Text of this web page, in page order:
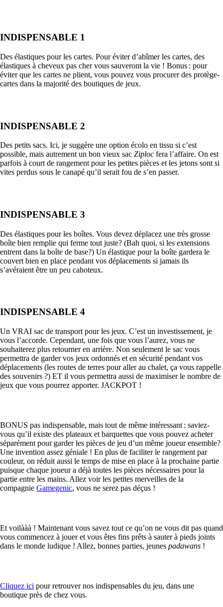
INDISPENSABLE 1
Des élastiques pour les cartes. Pour éviter d’abîmer les cartes, des
élastiques à cheveux pas cher vous sauveront la vie ! Bonus : pour
éviter que les cartes ne plient, vous pouvez vous procurer des protège-
cartes dans la majorité des boutiques de jeux.
INDISPENSABLE 2
Des petits sacs. Ici, je suggère une option écolo en tissu si c’est
possible, mais autrement un bon vieux sac Ziploc fera l’affaire. On est
parfois à court de rangement pour les petites pièces et les jetons sont si
vites perdus sous le canapé qu’il serait fou de s’en passer.
INDISPENSABLE 3
Des élastiques pour les boîtes. Vous devez déplacez une très grosse
boîte bien remplie qui ferme tout juste? (Bah quoi, si les extensions
entrent dans la boîte de base?) Un élastique pour la boîte gardera le
couvert bien en place pendant vos déplacements si jamais ils
s’avéraient être un peu cahoteux.
INDISPENSABLE 4
Un VRAI sac de transport pour les jeux. C’est un investissement, je
vous l’accorde. Cependant, une fois que vous l’aurez, vous ne
souhaiterez plus retourner en arrière. Non seulement le sac vous
permettra de garder vos jeux ordonnés et en sécurité pendant vos
déplacements (les routes de terres pour aller au chalet, ça vous rappelle
des souvenirs ?) ET il vous permettra aussi de maximiser le nombre de
jeux que vous pourrez apporter. JACKPOT !
BONUS pas indispensable, mais tout de même intéressant : saviez-
vous qu’il existe des plateaux et barquettes que vous pouvez acheter
séparément pour garder les pièces de jeu d’un même joueur ensemble?
Une invention assez géniale ! En plus de faciliter le rangement par
couleur, on réduit aussi le temps de mise en place à la prochaine partie
puisque chaque joueur a déjà toutes les pièces nécessaires pour la
partie entre les mains. Allez voir les petites merveilles de la
compagnie Gamegenic, vous ne serez pas déçus !
Et voilààà ! Maintenant vous savez tout ce qu’on ne vous dit pas quand
vous commencez à jouer et vous êtes fins prêts à sauter à pieds joints
dans le monde ludique ! Allez, bonnes parties, jeunes padawans !
Cliquez ici pour retrouver nos indispensables du jeu, dans une
boutique près de chez vous.